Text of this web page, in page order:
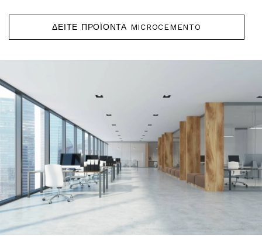
ΔΕΊΤΕ ΠΡΟΪΌΝΤΑ MICROCEMENTO